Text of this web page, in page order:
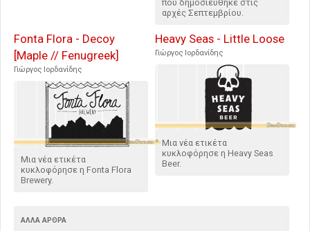
που δημοσιεύθηκε στις
αρχές Σεπτεμβρίου.
Fonta Flora - Decoy
[Maple // Fenugreek]
Γιώργος Ιορδανίδης
Μια νέα ετικέτα
κυκλοφόρησε η Fonta Flora
Brewery.
Heavy Seas - Little Loose
Γιώργος Ιορδανίδης
Μια νέα ετικέτα
κυκλοφόρησε η Heavy Seas
Beer.
ΆΛΛΑ ΆΡΘΡΑ